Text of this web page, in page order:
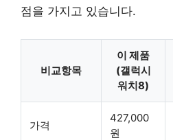
점을 가지고 있습니다.
비교항목
이 제품
(갤럭시
워치8)
가격
427,000
원